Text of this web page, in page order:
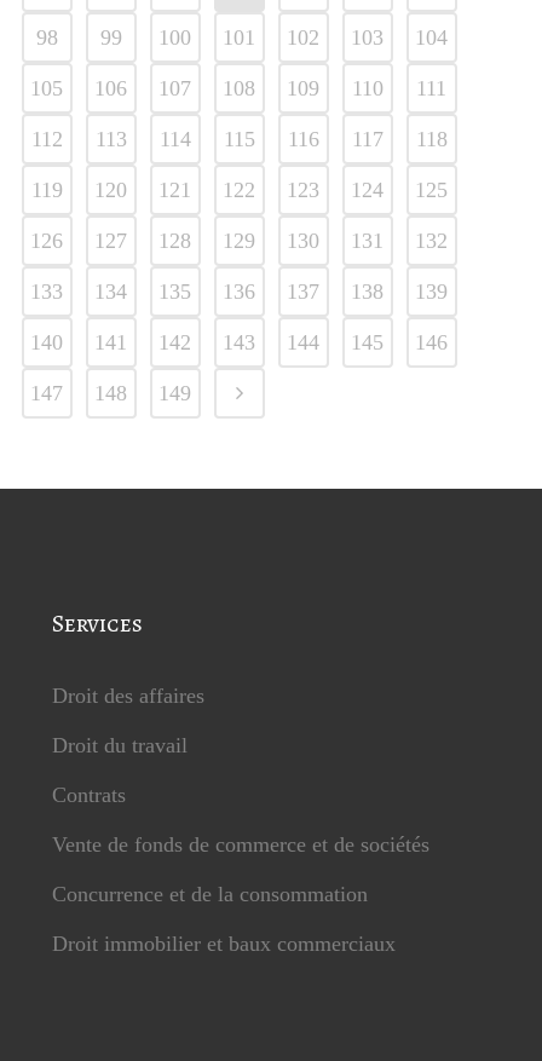
98 99 100 101 102 103 104
105 106 107 108 109 110 111
112 113 114 115 116 117 118
119 120 121 122 123 124 125
126 127 128 129 130 131 132
133 134 135 136 137 138 139
140 141 142 143 144 145 146
147 148 149
Services
Droit des affaires
Droit du travail
Contrats
Vente de fonds de commerce et de sociétés
Concurrence et de la consommation
Droit immobilier et baux commerciaux